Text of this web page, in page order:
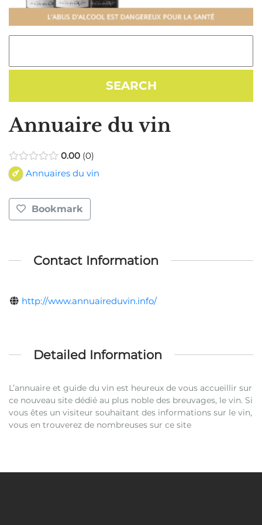
Annuaire du vin
0.00 0
Annuaires du vin
Bookmark
Contact Information
http://www.annuaireduvin.info/
Detailed Information
L’annuaire et guide du vin est heureux de vous accueillir sur
ce nouveau site dédié au plus noble des breuvages, le vin. Si
vous êtes un visiteur souhaitant des informations sur le vin,
vous en trouverez de nombreuses sur ce site